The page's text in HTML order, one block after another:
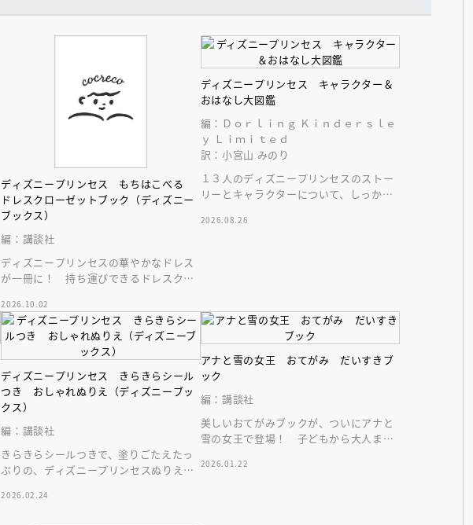
ディズニープリンセス もちはこべる
ドレスクローゼットブック（ディズニー
ブックス）
編：講談社
ディズニープリンセスの華やかなドレス
が一冊に！ 持ち運びできるドレスクロ
の世界へ♪
2026.10.02
ディズニープリンセス キャラクター＆
おはなし大図鑑
編：Ｄｏｒｌｉｎｇ Ｋｉｎｄｅｒｓｌｅ
ｙ Ｌｉｍｉｔｅｄ
訳：小宮山 みのり
１３人のディズニープリンセスのストー
リーとキャラクターについて、しっかり
2026.08.26
ディズニープリンセス きらきらシール
つき おしゃれぬりえ（ディズニーブッ
クス）
編：講談社
きらきらシールつきで、塗りごたえたっ
ぷりの、ディズニープリンセスぬりえ。
2026.02.24
アナと雪の女王 おてがみ だいすきブ
ック
編：講談社
美しいおてがみブックが、ついにアナと
雪の女王で登場！ 子どもから大人まで
2026.01.22
えほん通信
会員限定 オンライン
【アーカイブ配信中】講談社絵本新
人賞オンラインセミナー 受賞作家
と担当編集者が語る「絵本創作実践
講座」
応募締切 2025-10-31
会員限定 オンライン
アーカイブ配信中【第67回講談社児
童文学新人賞】受賞作家と前選考委